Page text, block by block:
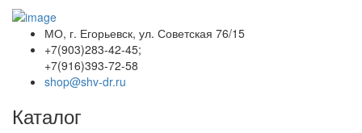
МО, г. Егорьевск, ул. Советская 76/15
+7(903)283-42-45;
+7(916)393-72-58
shop@shv-dr.ru
Каталог